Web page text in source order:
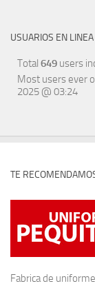
USUARIOS EN LINEA
Total 649 users
Most users ever
2025 @ 03:24
TE
Fabrica de